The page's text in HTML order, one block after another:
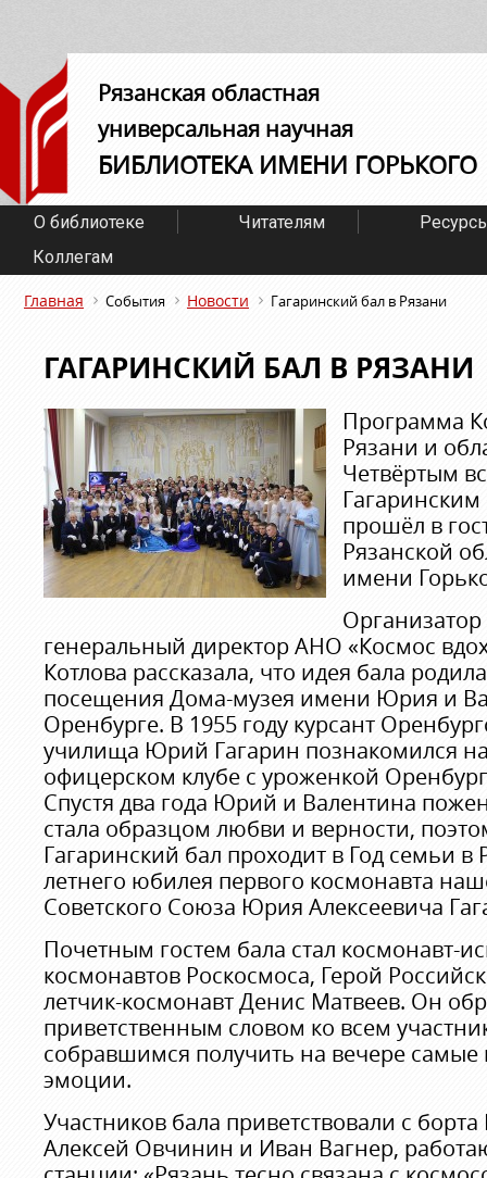
Рязанская областная
универсальная научная
БИБЛИОТЕКА ИМЕНИ ГОРЬКОГО
О библиотеке Читателям
Коллегам
Главная События Новости Гагаринский бал в Рязани
ГАГАРИНСКИЙ БАЛ В РЯЗАНИ
Программа
Рязани и
Четвёртым
прошёл в
Рязанской
имени
генеральный директор АНО «Космос
Котлова рассказала, что идея бала
посещения Дома-музея имени Юрия и
Оренбурге. В 1955 году курсант
училища Юрий Гагарин познакомился
офицерском клубе с уроженкой
Спустя два года Юрий и Валентина
стала образцом любви и верности,
Гагаринский бал проходит в Год семьи в
летнего юбилея первого космонавта
Советского Союза Юрия Алексеевича
Почетным гостем бала стал космонавт-
космонавтов Роскосмоса, Герой
летчик-космонавт Денис Матвеев. Он
приветственным словом ко всем
собравшимся получить на вечере
эмоции.
Участников бала приветствовали с
Алексей Овчинин и Иван Вагнер,